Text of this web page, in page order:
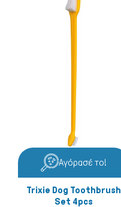
Αγόρασέ το!
Trixie Dog Toothbrush
Set 4pcs